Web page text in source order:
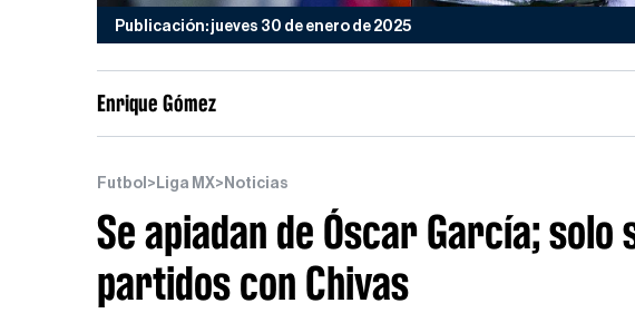
Publicación: jueves 30 de enero de 2025
Enrique Gómez
Futbol > Liga MX> Noticias
Se apiadan de Óscar García;
partidos con Chivas